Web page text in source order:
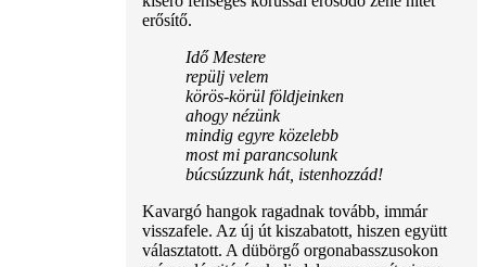
erősítő.
Idő Mestere
repülj velem
körös-körül földjeinken
ahogy nézünk
mindig egyre közelebb
most mi parancsolunk
búcsúzzunk hát, istenhozzád!
Kavargó hangok ragadnak tovább, immár
visszafele. Az új út kiszabatott, hiszen együtt
választatott. A dübörgő orgonabasszusokon